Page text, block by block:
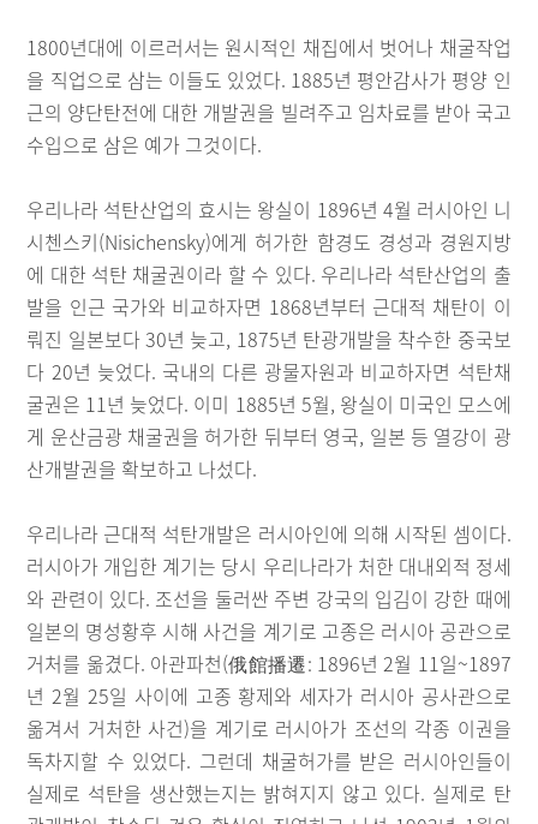
1800년대에 이르러서는 원시적인 채집에서 벗어나 채굴작업
을 직업으로 삼는 이들도 있었다. 1885년 평안감사가 평양 인
근의 양단탄전에 대한 개발권을 빌려주고 임차료를 받아 국고
수입으로 삼은 예가 그것이다.
우리나라 석탄산업의 효시는 왕실이 1896년 4월 러시아인 니
시첸스키(Nisichensky)에게 허가한 함경도 경성과 경원지방
에 대한 석탄 채굴권이라 할 수 있다. 우리나라 석탄산업의 출
발을 인근 국가와 비교하자면 1868년부터 근대적 채탄이 이
뤄진 일본보다 30년 늦고, 1875년 탄광개발을 착수한 중국보
다 20년 늦었다. 국내의 다른 광물자원과 비교하자면 석탄채
굴권은 11년 늦었다. 이미 1885년 5월, 왕실이 미국인 모스에
게 운산금광 채굴권을 허가한 뒤부터 영국, 일본 등 열강이 광
산개발권을 확보하고 나섰다.
우리나라 근대적 석탄개발은 러시아인에 의해 시작된 셈이다.
러시아가 개입한 계기는 당시 우리나라가 처한 대내외적 정세
와 관련이 있다. 조선을 둘러싼 주변 강국의 입김이 강한 때에
일본의 명성황후 시해 사건을 계기로 고종은 러시아 공관으로
거처를 옮겼다. 아관파천(俄館播遷: 1896년 2월 11일~1897
년 2월 25일 사이에 고종 황제와 세자가 러시아 공사관으로
옮겨서 거처한 사건)을 계기로 러시아가 조선의 각종 이권을
독차지할 수 있었다. 그런데 채굴허가를 받은 러시아인들이
실제로 석탄을 생산했는지는 밝혀지지 않고 있다. 실제로 탄